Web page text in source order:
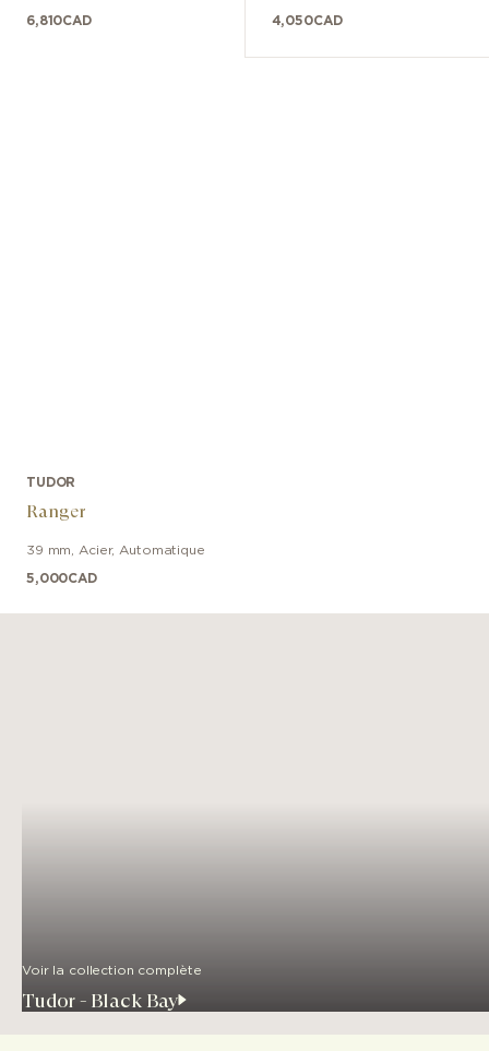
6,810CAD 4,050CAD
TUDOR
Ranger
39 mm Acier, Automatique
5,000CAD
Voir la collection complète
Tudor - Black Bay